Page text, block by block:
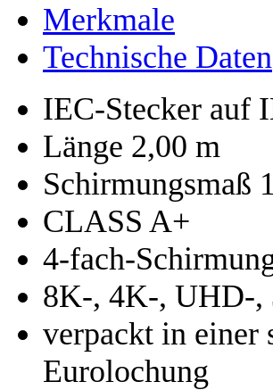
Merkmale
Technische Daten
IEC-Stecker auf
Länge 2,00 m
Schirmungsmaß
CLASS A+
4-fach-
8K-, 4K-, UHD-,
verpackt in einer
Eurolochung